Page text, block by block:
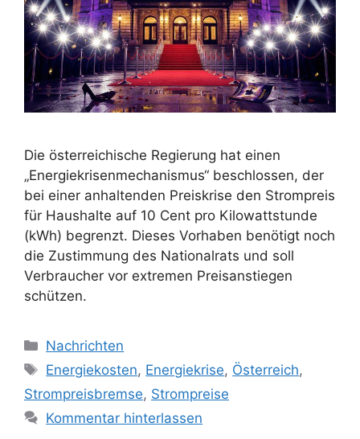
Die österreichische Regierung hat einen
„Energiekrisenmechanismus“ beschlossen, der
bei einer anhaltenden Preiskrise den Strompreis
für Haushalte auf 10 Cent pro Kilowattstunde
(kWh) begrenzt. Dieses Vorhaben benötigt noch
die Zustimmung des Nationalrats und soll
Verbraucher vor extremen Preisanstiegen
schützen.
Kategorien
Nachrichten
Schlagwörter
Energiekosten, Energiekrise, Österreich,
Strompreisbremse, Strompreise
Kommentar hinterlassen